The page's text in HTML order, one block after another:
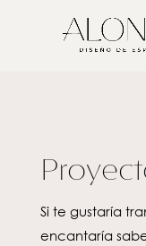
Si te gustaría
encantaría